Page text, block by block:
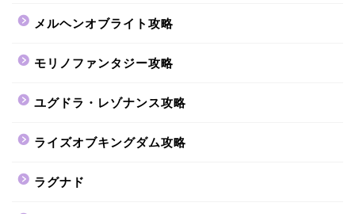
メルヘンオブライト攻略
モリノファンタジー攻略
ユグドラ・レゾナンス攻略
ライズオブキングダム攻略
ラグナド